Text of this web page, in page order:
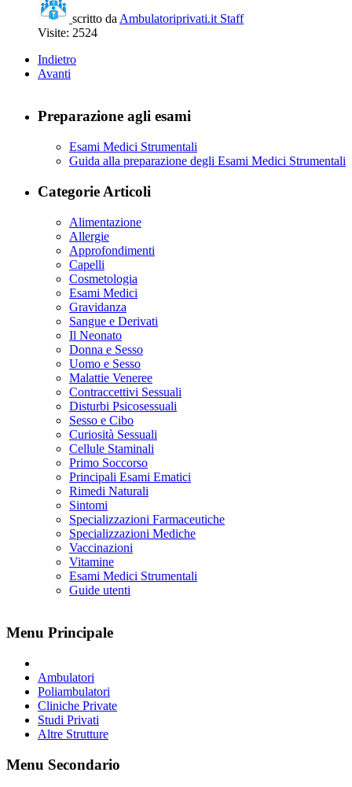
scritto da Ambulatoriprivati.it Staff
Visite: 2524
Indietro
Avanti
Preparazione agli esami
Esami Medici Strumentali
Guida alla preparazione degli Esami Medici Strumentali
Categorie Articoli
Alimentazione
Allergie
Approfondimenti
Capelli
Cosmetologia
Esami Medici
Gravidanza
Sangue e Derivati
Il Neonato
Donna e Sesso
Uomo e Sesso
Malattie Veneree
Contraccettivi Sessuali
Disturbi Psicosessuali
Sesso e Cibo
Curiosità Sessuali
Cellule Staminali
Primo Soccorso
Principali Esami Ematici
Rimedi Naturali
Sintomi
Specializzazioni Farmaceutiche
Specializzazioni Mediche
Vaccinazioni
Vitamine
Esami Medici Strumentali
Guide utenti
Menu Principale
Ambulatori
Poliambulatori
Cliniche Private
Studi Privati
Altre Strutture
Menu Secondario